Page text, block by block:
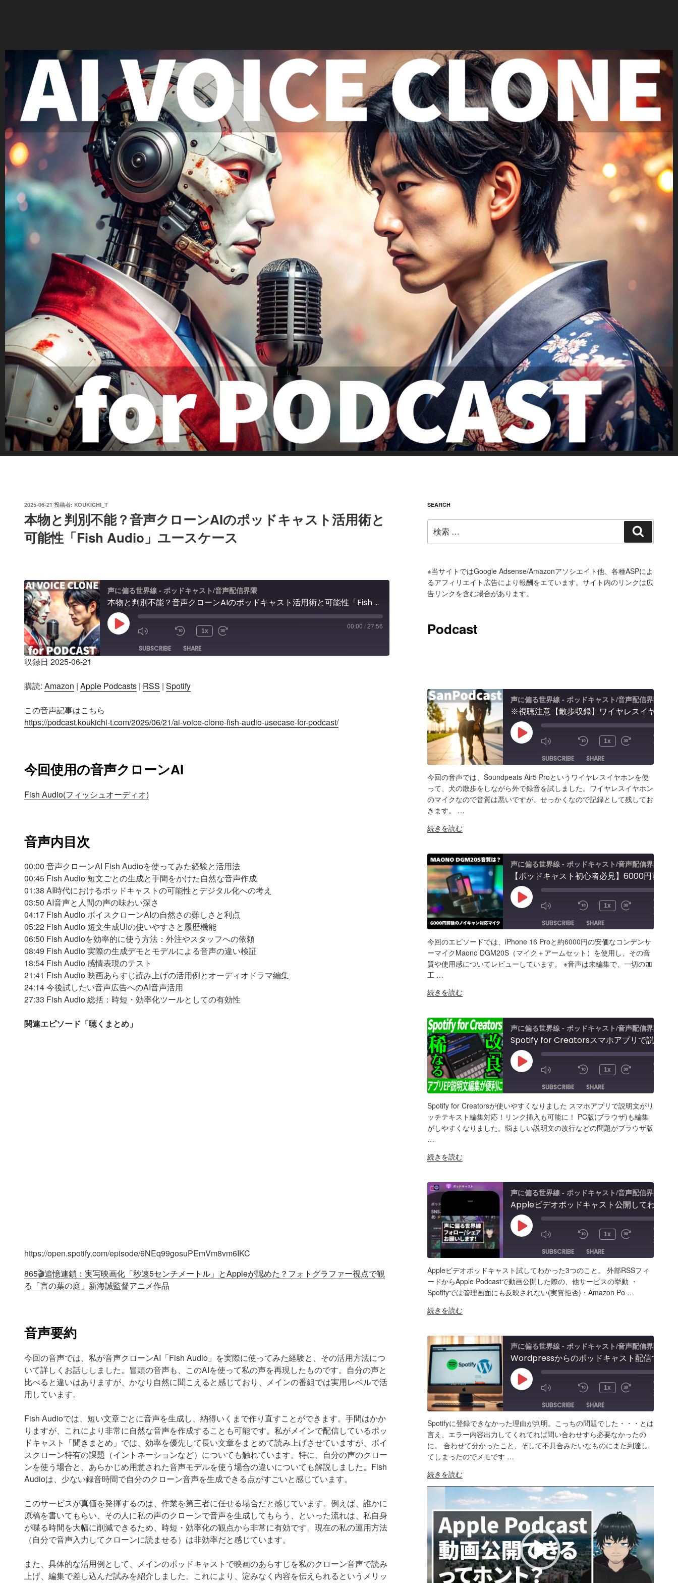
投
日:
2025-06-21 投稿者: KOUKICHI_T
本物と判別不能？音声クローンAIのポッドキャスト活用術と
可能性「Fish Audio」ユースケース
声に偏る世界線 - ポッドキャスト/音声配信界隈
本物と判別不能？音声クローンAIのポッドキャスト活用術と可能性「Fish Audio」ユースケース
Play
1x
00:00 /27:56
SUBSCRIBE SHARE
Spotify
RSS FEED
EMBED
収録日 2025-06-21
購読: Amazon | Apple Podcasts | RSS | Spotify
この音声記事はこちら
https://podcast.koukichi-t.com/2025/06/21/ai-voice-clone-fish-audio-usecase-for-podcast/
今回使用の音声クローンAI
Fish Audio(フィッシュオーディオ)
音声内目次
00:00 音声クローンAI Fish Audioを使ってみた経験と活用法
00:45 Fish Audio 短文ごとの生成と手間をかけた自然な音声作成
01:38 AI時代におけるポッドキャストの可能性とデジタル化への考え
03:50 AI音声と人間の声の味わい深さ
04:17 Fish Audio ボイスクローンAIの自然さの難しさと利点
05:22 Fish Audio 短文生成UIの使いやすさと履歴機能
06:50 Fish Audioを効率的に使う方法：外注やスタッフへの依頼
08:49 Fish Audio 実際の生成デモとモデルによる音声の違い検証
18:54 Fish Audio 感情表現のテスト
21:41 Fish Audio 映画あらすじ読み上げの活用例とオーディオドラマ編集
24:14 今後試したい音声広告へのAI音声活用
27:33 Fish Audio 総括：時短・効率化ツールとしての有効性
関連エピソード「聴くまとめ」
https://open.spotify.com/episode/6NEq99gosuPEmVm8vm6IKC
865🎬️追憶連鎖：実写映画化「秒速5センチメートル」とAppleが認めた？フォトグラファー視点で観
る「言の葉の庭」新海誠監督アニメ作品
音声要約
今回の音声では、私が音声クローンAI「Fish Audio」を実際に使ってみた経験と、その活用方法につ
いて詳しくお話ししました。冒頭の音声も、このAIを使って私の声を再現したものです。自分の声と
比べると違いはありますが、かなり自然に聞こえると感じており、メインの番組では実用レベルで活
用しています。
Fish Audioでは、短い文章ごとに音声を生成し、納得いくまで作り直すことができます。手間はかか
りますが、これにより非常に自然な音声を作成することも可能です。私がメインで配信しているポッ
ドキャスト「聞きまとめ」では、効率を優先して長い文章をまとめて読み上げさせていますが、ボイ
スクローン特有の課題（イントネーションなど）についても触れています。特に、自分の声のクロー
ンを使う場合と、あらかじめ用意された音声モデルを使う場合の違いについても解説しました。Fish
Audioは、少ない録音時間で自分のクローン音声を生成できる点がすごいと感じています。
このサービスが真価を発揮するのは、作業を第三者に任せる場合だと感じています。例えば、誰かに
原稿を書いてもらい、その人に私の声のクローンで音声を生成してもらう、といった流れは、私自身
が喋る時間を大幅に削減できるため、時短・効率化の観点から非常に有効です。現在の私の運用方法
（自分で音声入力してクローンに読ませる）は非効率だと感じています。
また、具体的な活用例として、メインのポッドキャストで映画のあらすじを私のクローン音声で読み
上げ、編集で差し込んだ試みを紹介しました。これにより、淀みなく内容を伝えられるというメリッ
SEARCH
索:
索
※当サイトではGoogle Adsense/Amazonアソシエイト他、各種ASPによ
るアフィリエイト広告により報酬をエています。サイト内のリンクは広
告リンクを含む場合があります。
Podcast
声に偏る世界線 - ポッドキャスト/音声配信界隈
Play
1x
00:00
/
SUBSCRIBE
SHARE
Amazon Apple Podcasts
RSS
Spotify
SHARE
LINK
EMBED
今回の音声では、Soundpeats Air5 Proというワイヤレスイヤホンを使
って、犬の散歩をしながら外で録音を試しました。ワイヤレスイヤホン
のマイクなので音質は悪いですが、せっかくなので記録として残してお
きます。 …
"※
注
意
【散
歩
収
録】
ワ
イ
レ
ス
ヤ
ン
「SoundPeats
Air
5
Pro」
の
マ
イ
ク
で
ポ
キ
ス
ト
音
声
収
録
レ
ビ
ュ
ー"
の
続きを読む
声に偏る世界線 - ポッドキャスト/音声配信界隈
Play
1x
00:00
/
23:41
SUBSCRIBE
SHARE
Amazon Apple Podcasts
RSS
Spotify
SHARE
LINK
EMBED
今回のエピソードでは、iPhone 16 Proと約6000円の安価なコンデンサ
ーマイクMaono DGM20S（マイク＋アームセット）を使用し、その音
質や使用感についてレビューしています。 ※音声は未編集で、一切の加
工 …
"【ポ
キ
ャ
ス
ト
初
心
者
必
見】
6000
後
ノ
イ
キ
ャ
ン
対
応
マ
イ
ク
「Maono
音
は？
機
材
選
び
で
悩
む
よ
り
ま
ず
始
め
う
大
事"
の
続きを読む
声に偏る世界線 - ポッドキャスト/音声配信界隈
Play
1x
00:00
/
SUBSCRIBE
SHARE
Amazon Apple Podcasts
RSS
Spotify
SHARE
LINK
EMBED
Spotify for Creatorsが使いやすくなりました スマホアプリで説明文がリ
ッチテキスト編集対応！リンク挿入も可能に！ PC版(ブラウザ)も編集
がしやすくなりました。悩ましい説明文の改行などの問題がブラウザ版
…
"Spotify
ス
マ
ホ
プ
リ
で
説
文
リ
チ
テ
キ
ス
ト
編
集
対
応！
リ
ン
ク
入
も！
版
ラ
ウ
も
編
続きを読む
声に偏る世界線 - ポッドキャスト/音声配信界隈
Play
1x
00:00
/
27:15
SUBSCRIBE
SHARE
Amazon Apple Podcasts
RSS
Spotify
RSS FEED
SHARE
LINK
Appleビデオポッドキャスト試してわかった3つのこと。 外部RSSフィ
ードからApple Podcastで動画公開した際の、他サービスの挙動 ・
Spotifyでは管理画面にも反映されない(実質拒否)・Amazon Po …
"Apple
オ
ポ
ッ
ド
キ
ャ
ス
ト
公
開
し
わ
か
た
つ
の
と。
続きを読む
声に偏る世界線 - ポッドキャスト/音声配信界隈
Play
1x
00:00
/
34:23
SUBSCRIBE
SHARE
Amazon Apple Podcasts
RSS
Spotify
SHARE
LINK
EMBED
Spotifyに登録できなかった理由が判明。こっちの問題でした・・・とは
言え、エラー内容出力してくれてれば問い合わせすら必要なかったの
に。 合わせて分かったこと、そして不具合みたいなものにまた到達し
てしまったのでメモです …
"WordPress
か
の
ッ
ド
続きを読む
プ
ー
ヤ
ー